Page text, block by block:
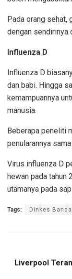
Pada orang sehat,
dengan sendirinya
Influenza D
Influenza D
dan babi. Hingga
kemampuannya
manusia.
Beberapa peneliti
penularannya
Virus influenza D
hewan pada tahun
utamanya pada
Tags: Dinkes
Liverpool